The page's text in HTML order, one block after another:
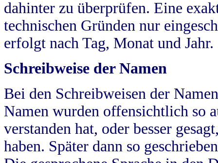
dahinter zu überprüfen. Eine
technischen Gründen nur
erfolgt nach Tag, Monat und Jahr.
Schreibweise der Namen
Bei den Schreibweisen der
Namen wurden offensichtlich so
verstanden hat, oder besser
haben. Später dann so